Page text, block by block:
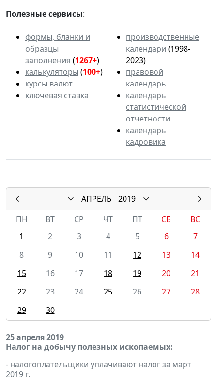
Полезные сервисы:
формы, бланки и
образцы
заполнения (1267+)
калькуляторы (100+)
курсы валют
ключевая ставка
производственные
календари (1998-
2023)
правовой
календарь
календарь
статистической
отчетности
календарь
кадровика
АПРЕЛЬ
2019
ПН
ВТ СР ЧТ ПТ СБ
ВС
1
2 3 4 5 6
7
8
9 10 11 12 13
14
15
16 17 18 19 20
21
22
23 24 25 26 27
28
29
30
25 апреля 2019
Налог на добычу полезных ископаемых:
- налогоплательщики уплачивают налог за март
2019 г.